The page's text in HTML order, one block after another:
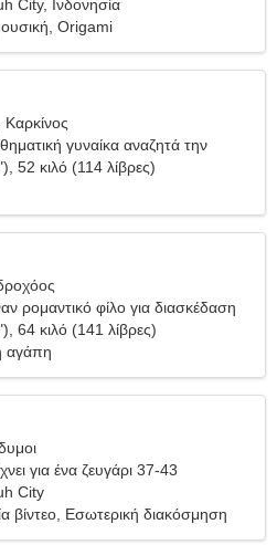
City, Ινδονησία
Origami
γυναίκα αναζητά την
52 κιλό (114 λίβρες)
ρομαντικό φίλο για διασκέδαση
64 κιλό (141 λίβρες)
αγάπη
για ένα ζευγάρι 37-43
City
βίντεο, Εσωτερική διακόσμηση